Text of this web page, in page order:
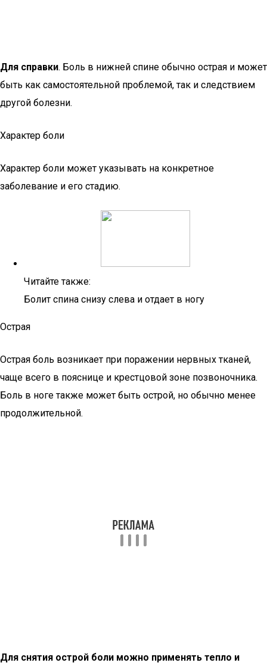
Для справки. Боль в нижней спине обычно острая и может
быть как самостоятельной проблемой, так и следствием
другой болезни.
Характер боли
Характер боли может указывать на конкретное
заболевание и его стадию.
Читайте также:
Болит спина снизу слева и отдает в ногу
Острая
Острая боль возникает при поражении нервных тканей,
чаще всего в пояснице и крестцовой зоне позвоночника.
Боль в ноге также может быть острой, но обычно менее
продолжительной.
Для снятия острой боли можно применять тепло и